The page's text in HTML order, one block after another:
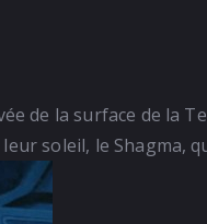
de la surface de la
soleil, le Shagma,